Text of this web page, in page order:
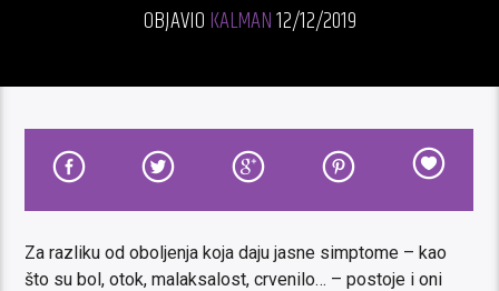
OBJAVIO KALMAN12/12/2019
Za razliku od oboljenja koja daju jasne simptome – kao
što su bol, otok, malaksalost, crvenilo… – postoje i oni